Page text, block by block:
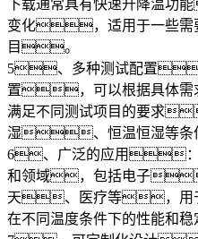
下载通常具有快速升降温功
变化，适用于一些需
目。
5、多种测试配置
置，可以根据具体
满足不同测试项目的要求
湿、恒温恒湿等条
6、广泛的应用：
和领域，包括电子
天、医疗等，用
在不同温度条件下的性能和